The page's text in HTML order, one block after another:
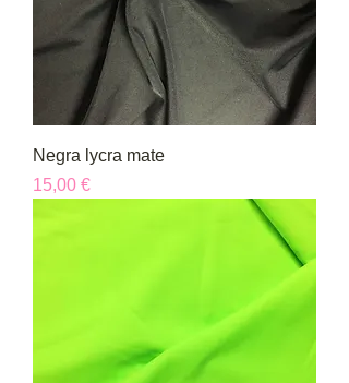
Negra lycra mate
Precio
15,00 €